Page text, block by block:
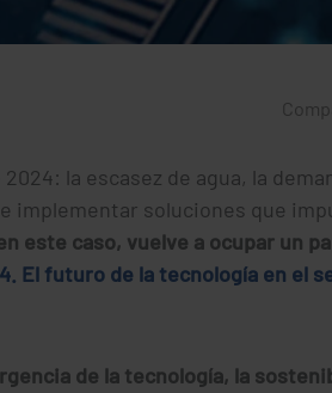
la escasez de agua, la
implementar soluciones que
este caso, vuelve a ocupar un
El futuro de la tecnología en el
de la tecnología, la